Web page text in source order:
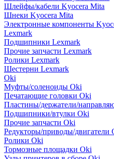
Шлейфы/кабели Kyocera Mita
Шнеки Kyocera Mita
Электронные компоненты
Lexmark
Подшипники Lexmark
Прочие запчасти Lexmark
Ролики Lexmark
Шестерни Lexmark
Oki
Муфты/соленоиды Oki
Печатающие головки Oki
Пластины/держатели/
Подшипники/втулки Oki
Прочие запчасти Oki
Редукторы/приводы/двигатели
Ролики Oki
Тормозные площадки Oki